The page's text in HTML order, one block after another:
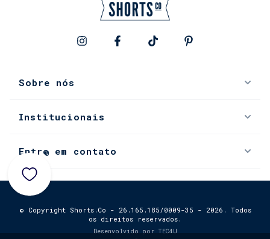
Sobre nós
Institucionais
Entre em contato
© Copyright Shorts.Co - 26.165.185/0009-35 - 2026. Todos
os direitos reservados.
Desenvolvido por TEC4U
0